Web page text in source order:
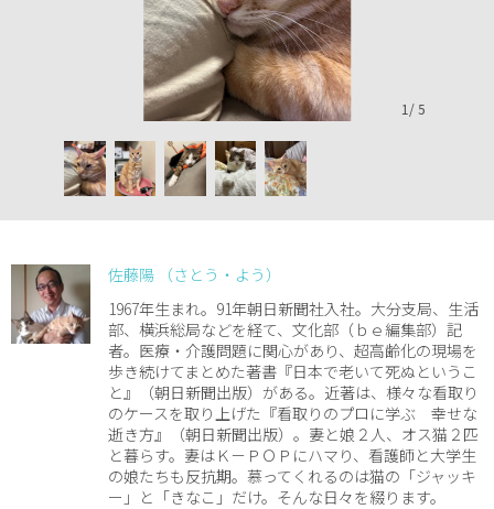
1 /5
佐藤陽 （さとう・よう）
1967年生まれ。91年朝日新聞社入社。大分支局、生活
部、横浜総局などを経て、文化部（ｂｅ編集部）記
者。医療・介護問題に関心があり、超高齢化の現場を
歩き続けてまとめた著書『日本で老いて死ぬというこ
と』（朝日新聞出版）がある。近著は、様々な看取り
のケースを取り上げた『看取りのプロに学ぶ 幸せな
逝き方』（朝日新聞出版）。妻と娘２人、オス猫２匹
と暮らす。妻はＫ－ＰＯＰにハマり、看護師と大学生
の娘たちも反抗期。慕ってくれるのは猫の「ジャッキ
ー」と「きなこ」だけ。そんな日々を綴ります。